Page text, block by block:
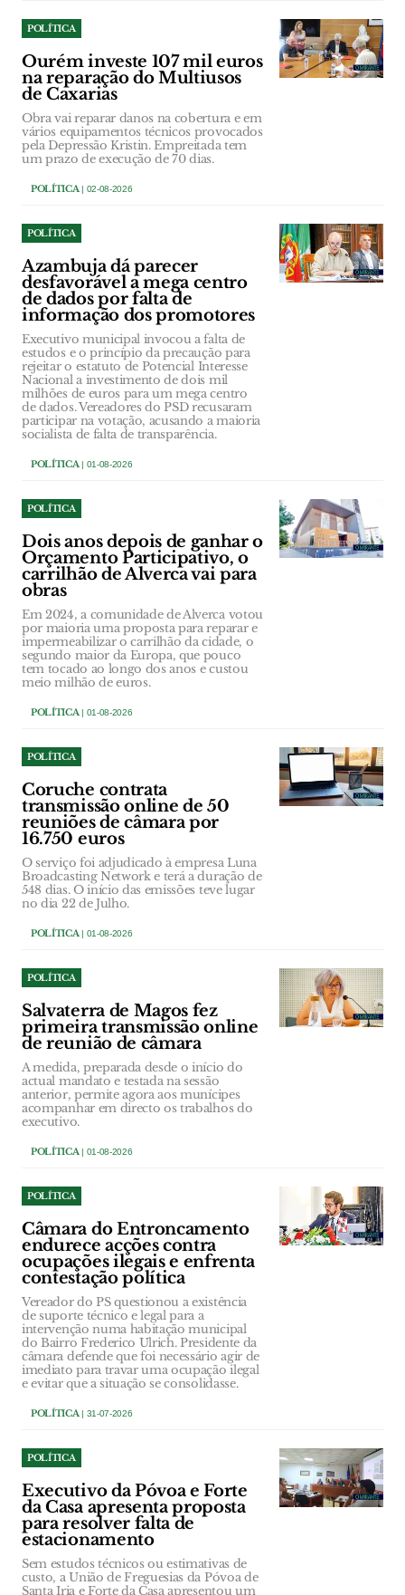
POLÍTICA
Ourém investe 107 mil euros
na reparação do Multiusos
de Caxarias
Obra vai reparar danos na cobertura e em
vários equipamentos técnicos provocados
pela Depressão Kristin. Empreitada tem
um prazo de execução de 70 dias.
POLÍTICA| 02-08-2026
POLÍTICA
Azambuja dá parecer
desfavorável a mega centro
de dados por falta de
informação dos promotores
Executivo municipal invocou a falta de
estudos e o princípio da precaução para
rejeitar o estatuto de Potencial Interesse
Nacional a investimento de dois mil
milhões de euros para um mega centro
de dados. Vereadores do PSD recusaram
participar na votação, acusando a maioria
socialista de falta de transparência.
POLÍTICA| 01-08-2026
POLÍTICA
Dois anos depois de ganhar o
Orçamento Participativo, o
carrilhão de Alverca vai para
obras
Em 2024, a comunidade de Alverca votou
por maioria uma proposta para reparar e
impermeabilizar o carrilhão da cidade, o
segundo maior da Europa, que pouco
tem tocado ao longo dos anos e custou
meio milhão de euros.
POLÍTICA| 01-08-2026
POLÍTICA
Coruche contrata
transmissão online de 50
reuniões de câmara por
16.750 euros
O serviço foi adjudicado à empresa Luna
Broadcasting Network e terá a duração de
548 dias. O início das emissões teve lugar
no dia 22 de Julho.
POLÍTICA| 01-08-2026
POLÍTICA
Salvaterra de Magos fez
primeira transmissão online
de reunião de câmara
A medida, preparada desde o início do
actual mandato e testada na sessão
anterior, permite agora aos munícipes
acompanhar em directo os trabalhos do
executivo.
POLÍTICA| 01-08-2026
POLÍTICA
Câmara do Entroncamento
endurece acções contra
ocupações ilegais e enfrenta
contestação política
Vereador do PS questionou a existência
de suporte técnico e legal para a
intervenção numa habitação municipal
do Bairro Frederico Ulrich. Presidente da
câmara defende que foi necessário agir de
imediato para travar uma ocupação ilegal
e evitar que a situação se consolidasse.
POLÍTICA| 31-07-2026
POLÍTICA
Executivo da Póvoa e Forte
da Casa apresenta proposta
para resolver falta de
estacionamento
Sem estudos técnicos ou estimativas de
custo, a União de Freguesias da Póvoa de
Santa Iria e Forte da Casa apresentou um